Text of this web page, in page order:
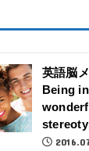
英語脳
Being